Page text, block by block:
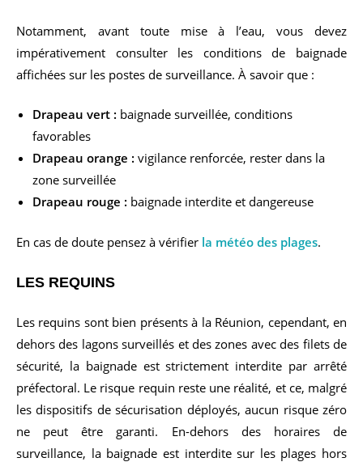
Notamment, avant toute mise à l’eau, vous devez
impérativement consulter les conditions de baignade
affichées sur les postes de surveillance. À savoir que :
Drapeau vert : baignade surveillée, conditions
favorables
Drapeau orange : vigilance renforcée, rester dans la
zone surveillée
Drapeau rouge : baignade interdite et dangereuse
En cas de doute pensez à vérifier la météo des plages.
LES REQUINS
Les requins sont bien présents à la Réunion, cependant, en
dehors des lagons surveillés et des zones avec des filets de
sécurité, la baignade est strictement interdite par arrêté
préfectoral. Le risque requin reste une réalité, et ce, malgré
les dispositifs de sécurisation déployés, aucun risque zéro
ne peut être garanti. En-dehors des horaires de
surveillance, la baignade est interdite sur les plages hors